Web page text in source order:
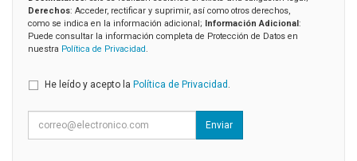
Derechos: Acceder, rectificar y suprimir, así como otros derechos,
como se indica en la información adicional;
Información Adicional :
Puede consultar la información completa de Protección de Datos en
nuestra Política de Privacidad .
He leído y acepto la Política de Privacidad
Enviar